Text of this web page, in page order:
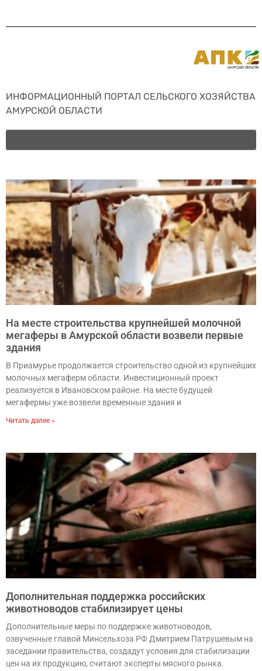
ИНФОРМАЦИОННЫЙ ПОРТАЛ СЕЛЬСКОГО ХОЗЯЙСТВА
АМУРСКОЙ ОБЛАСТИ
На месте строительства крупнейшей молочной
мегаферы в Амурской области возвели первые
здания
В Приамурье продолжается строительство одной из крупнейших
молочных мегаферм области. Инвестиционный проект
реализуется в Ивановском районе. На месте будущей
мегафермы уже возвели временные здания и
Читать далее »
Дополнительная поддержка российских
животноводов стабилизирует цены
Дополнительные меры по поддержке животноводов,
озвученные главой Минсельхоза РФ Дмитрием Патрушевым на
заседании правительства, создадут условия для стабилизации
цен на их продукцию, считают эксперты мясного рынка.